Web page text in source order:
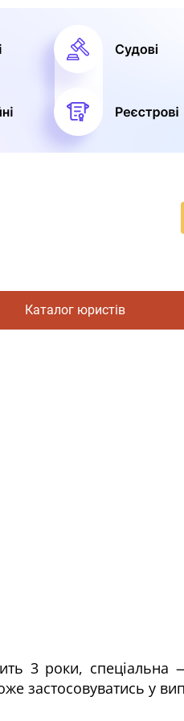
Каталог юристів
3 роки,
застосовуватись у